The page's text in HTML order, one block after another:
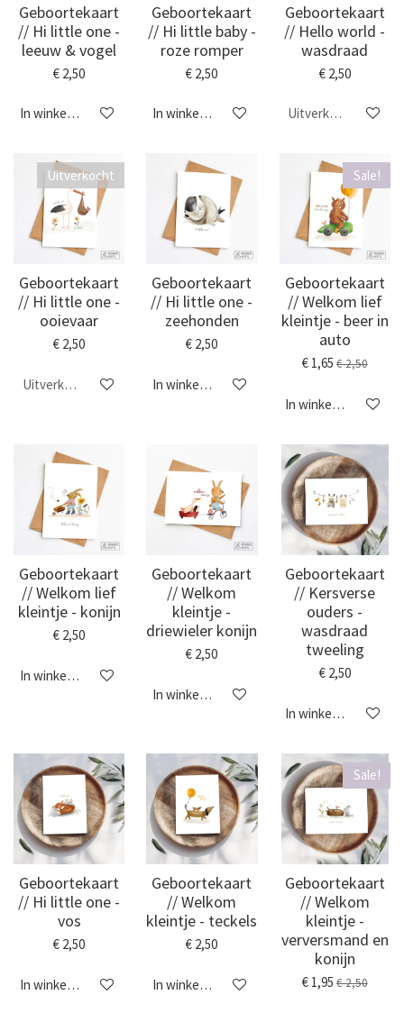
Geboortekaart
// Hi little one -
leeuw & vogel
€ 2,50
In winkelwagen
Geboortekaart
// Hi little baby -
roze romper
€ 2,50
In winkelwagen
Geboortekaart
// Hello world -
wasdraad
€ 2,50
Uitverkocht
Uitverkocht
Geboortekaart
// Hi little one -
ooievaar
€ 2,50
Uitverkocht
Geboortekaart
// Hi little one -
zeehonden
€ 2,50
In winkelwagen
Sale!
Geboortekaart
// Welkom lief
kleintje - beer in
auto
€ 1,65 € 2,50
In winkelwagen
Geboortekaart
// Welkom lief
kleintje - konijn
€ 2,50
In winkelwagen
Geboortekaart
// Welkom
kleintje -
driewieler konijn
€ 2,50
In winkelwagen
Geboortekaart
// Kersverse
ouders -
wasdraad
tweeling
€ 2,50
In winkelwagen
Geboortekaart
// Hi little one -
vos
€ 2,50
In winkelwagen
Geboortekaart
// Welkom
kleintje - teckels
€ 2,50
In winkelwagen
Sale!
Geboortekaart
// Welkom
kleintje -
verversmand en
konijn
€ 1,95 € 2,50